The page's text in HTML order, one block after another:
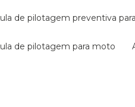
aula de pilotagem preventiva
aula de pilotagem para moto